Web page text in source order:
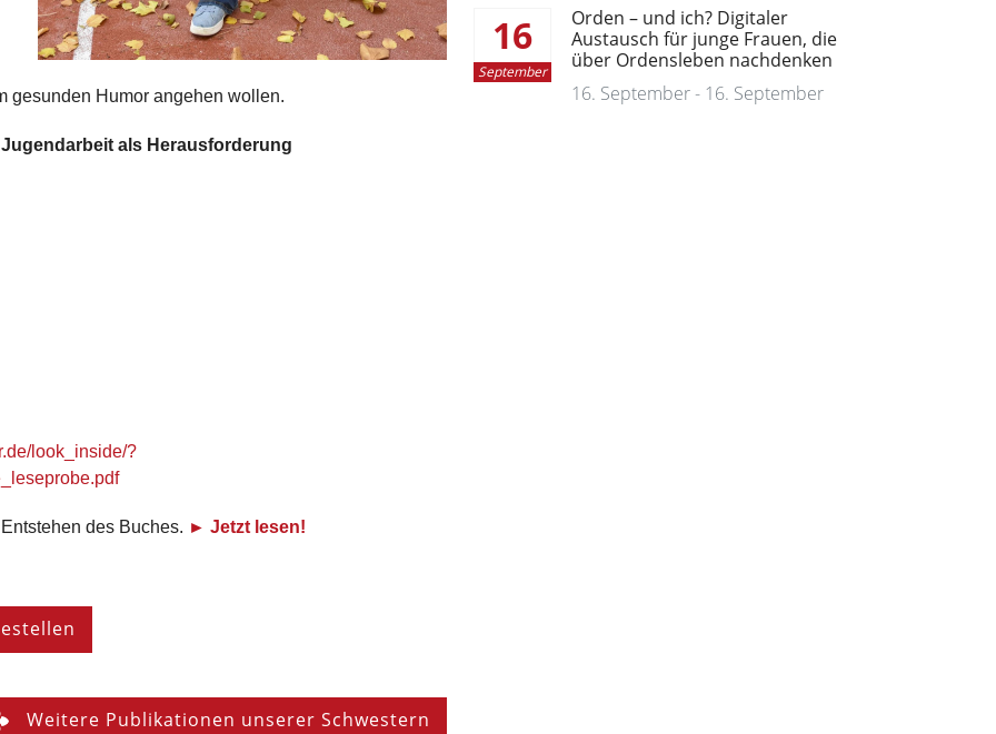
gesunden Humor angehen wollen.
als Herausforderung
look_inside/?
des Buches. ► Jetzt lesen!
Weitere Publikationen unserer Schwestern
16
September
Orden – und ich? Digitaler
Austausch für junge Frauen, die
über Ordensleben nachdenken
16. September - 16. September